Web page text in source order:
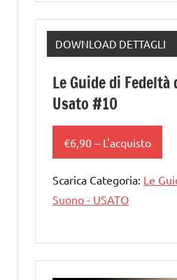
DOWNLOAD DETTAGLI
Le Guide di Fedeltà
Usato #10
€6,90 – L'acquisto
Scarica Categoria: Le
Suono - USATO